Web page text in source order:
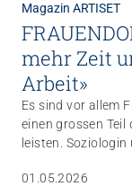
Magazin ARTISET
mehr Zeit
Arbeit»
Es sind vor allem
einen grossen Teil
leisten.
01.05.2026